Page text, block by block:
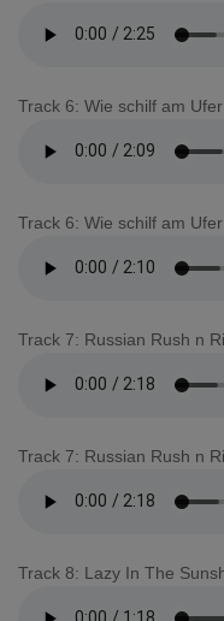
Track 6: Wie schilf am
Track 6: Wie schilf am
Track 7: Russian Rush n
Track 7: Russian Rush n
Track 8: Lazy In The